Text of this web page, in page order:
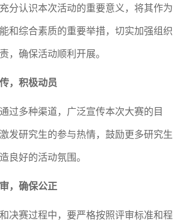
分认识本次活动的重要意义，将其作为
和综合素质的重要举措，切实加强组织
，确保活动顺利开展。
，积极动员
过多种渠道，广泛宣传本次大赛的目
发研究生的参与热情，鼓励更多研究生
良好的活动氛围。
，确保公正
决赛过程中，要严格按照评审标准和程